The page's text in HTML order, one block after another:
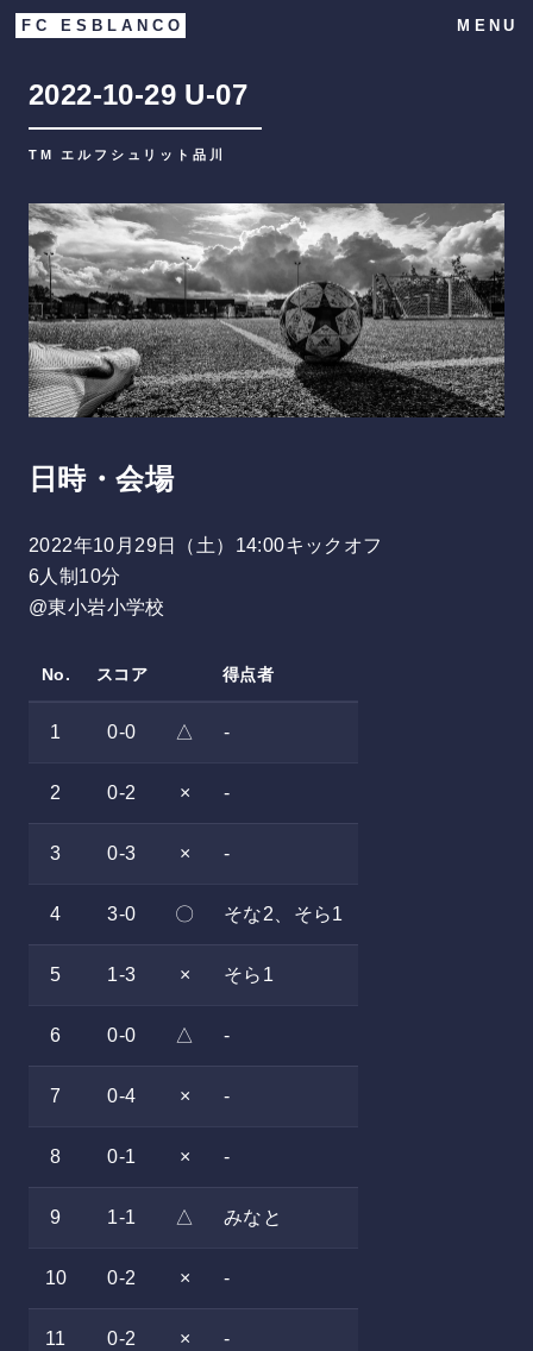
FC ESBLANCO MENU
2022-10-29 U-07
TM エルフシュリット品川
日時・会場
2022年10月29日（土）14:00キックオフ
6人制10分
@東小岩小学校
No. スコア 得点者
1 0-0 △ -
2 0-2 × -
3 0-3 × -
4 3-0 〇 そな2、そら1
5 1-3 × そら1
6 0-0 △ -
7 0-4 × -
8 0-1 × -
9 1-1 △ みなと
10 0-2 × -
11 0-2 × -